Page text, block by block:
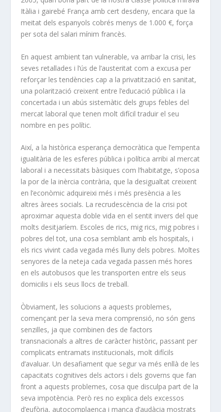
Itàlia i gairebé França amb cert desdeny, encara que la
meitat dels espanyols cobrés menys de 1.000 €, força
per sota del salari mínim francès.
En aquest ambient tan vulnerable, va arribar la crisi, les
seves retallades i l’ús de l’austeritat com a excusa per
reforçar les tendències cap a la privatització en sanitat,
una polarització creixent entre l’educació pública i la
concertada i un abús sistemàtic dels grups febles del
mercat laboral que tenen molt difícil traduir el seu
nombre en pes polític.
Així, a la històrica esperança democràtica que l’empenta
igualitària de les esferes pública i política arribi al mercat
laboral i a necessitats bàsiques com l’habitatge, s’oposa
la por de la inèrcia contrària, que la desigualtat creixent
en l’econòmic adquireixi més i més presència a les
altres àrees socials. La recrudescència de la crisi pot
aproximar aquesta doble vida en el sentit invers del que
molts desitjaríem. Escoles de rics, mig rics, mig pobres i
pobres del tot, una cosa semblant amb els hospitals, i
els rics vivint cada vegada més lluny dels pobres. Moltes
senyores de la neteja cada vegada passen més hores
en els autobusos que les transporten entre els seus
domicilis i els seus llocs de treball.
Òbviament, les solucions a aquests problemes,
començant per la seva mera comprensió, no són gens
senzilles, ja que combinen des de factors
transnacionals a altres de caràcter històric, passant per
complicats entramats institucionals, molt difícils
d’avaluar. Un desafiament que segur va més enllà de les
capacitats cognitives dels actors i dels governs que fan
front a aquests problemes, cosa que disculpa part de la
seva impotència. Però res no explica dels excessos
d’eufòria, autocomplaença i manca d’audàcia mostrats